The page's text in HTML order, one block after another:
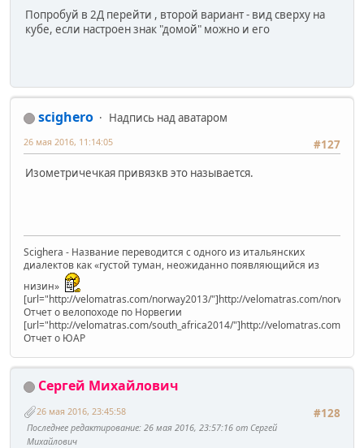
Попробуй в 2Д перейти , второй вариант - вид сверху на
кубе, если настроен знак "домой" можно и его
scighero
Надпись над аватаром
#127
26 мая 2016, 11:14:05
Изометричечкая привязкв это называется.
Scighera - Название переводится с одного из итальянских
диалектов как «густой туман, неожиданно появляющийся из
низин»
[url="http://velomatras.com/norway2013/"]http://velomatras.com/
Отчет о велопоходе по Норвегии
[url="http://velomatras.com/south_africa2014/"]http://velomatras.com/
Отчет о ЮАР
Сергей Михайлович
#128
26 мая 2016, 23:45:58
Последнее редактирование: 26 мая 2016, 23:57:16 от Сергей
Михайлович